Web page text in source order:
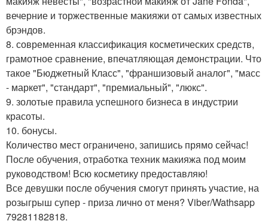
вечерние и торжественные макияжи от самых известных
брэндов.
8. современная классификация косметических средств,
грамотное сравнение, впечатляющая демонстрации. Что
такое "Бюджетный Класс", "франшизовый аналог", "масс
- маркет", "стандарт", "премиальный", "люкс".
9. золотые правила успешного бизнеса в индустрии
красоты.
10. бонусы.
Количество мест ограничено, запишись прямо сейчас!
После обучения, отработка техник макияжа под моим
руководством! Всю косметику предоставляю!
Все девушки после обучения смогут принять участие, на
розыгрыш супер - приза лично от меня? Viber/Wathsapp
79281182818.